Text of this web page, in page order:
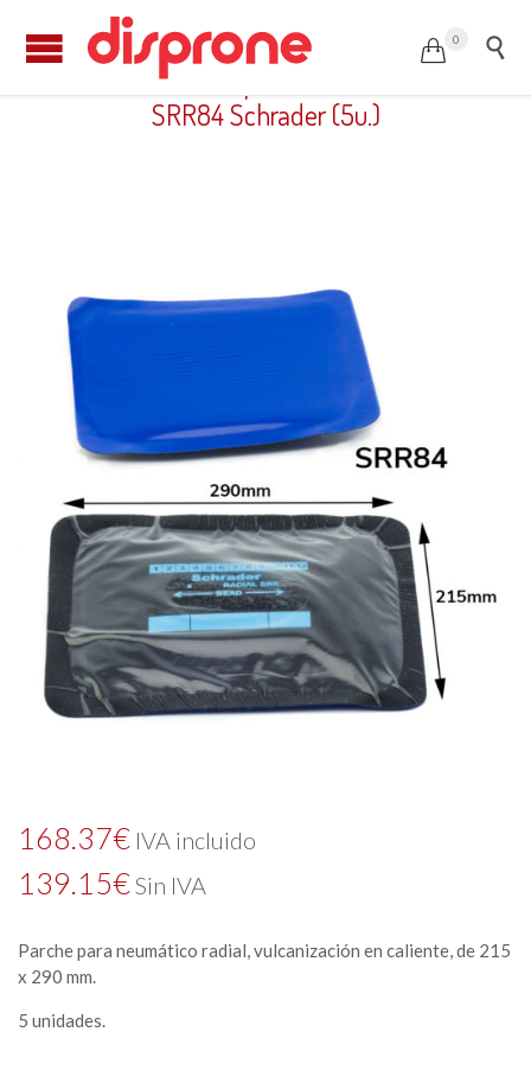
 0 
Parche radial especial recauchutado
SRR84 Schrader (5u.)
168.37€ IVA incluido
139.15€Sin IVA
Parche para neumático radial, vulcanización en caliente, de 215
x 290 mm.
5 unidades.